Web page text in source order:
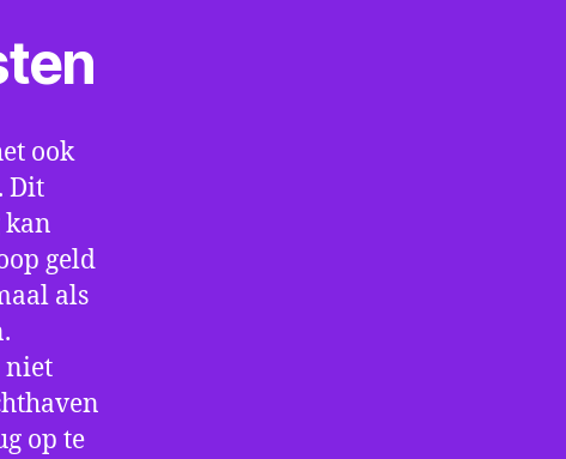
ook
Dit
kan
geld
als
niet
op te